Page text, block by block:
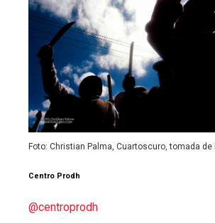
Foto: Christian Palma, Cuartoscuro, tomada de
Centro Prodh
@centroprodh